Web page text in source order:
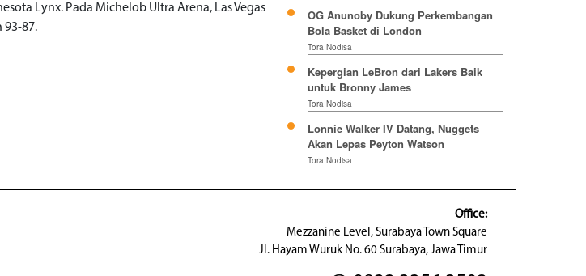
Lynx. Pada Michelob Ultra Arena, Las Vegas
93-87.
OG Anunoby Dukung Perkembangan
Bola Basket di London
Tora Nodisa
Kepergian LeBron dari Lakers Baik
untuk Bronny James
Tora Nodisa
Lonnie Walker IV Datang, Nuggets
Akan Lepas Peyton Watson
Tora Nodisa
Office:
Mezzanine Level, Surabaya Town Square
Jl. Hayam Wuruk No. 60 Surabaya, Jawa Timur